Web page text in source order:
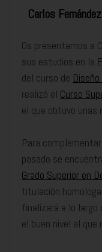
Carlos
Os presentamos a
sus estudios en la
del curso de
realizó el Curso
el que obtuvo
Para
pasado se
Grado Superior en
titulación
finalizará a lo largo
el buen nivel al